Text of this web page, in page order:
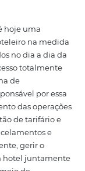
de
é hoje uma
hoteleiro na
no dia a